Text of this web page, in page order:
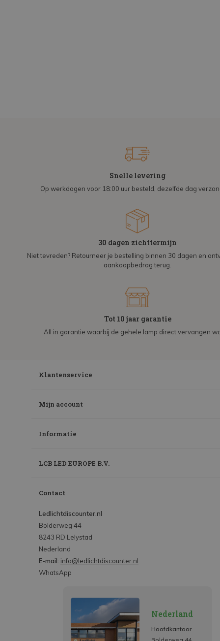
Snelle levering
Op werkdagen voor 18:00 uur besteld, dezelfde dag
30 dagen zichttermijn
Niet tevreden? Retourneer je bestelling binnen 30 dagen en
aankoopbedrag terug.
Tot 10 jaar garantie
All in garantie waarbij de gehele lamp direct vervangen
Klantenservice
Mijn account
Informatie
LCB LED EUROPE B.V.
Contact
Ledlichtdiscounter.nl
Bolderweg 44
8243 RD Lelystad
Nederland
E-mail: info@ledlichtdiscounter.nl
WhatsApp
Nederland
Hoofdkantoor